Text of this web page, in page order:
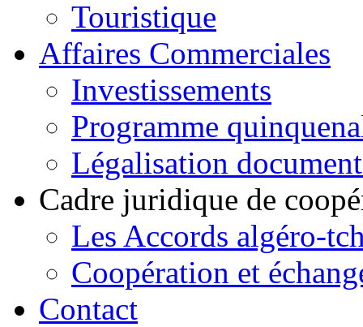
Touristique
Affaires Commerciales
Investissements
Programme
Légalisation
Cadre juridique de
Les Accords algéro-
Coopération et
Contact